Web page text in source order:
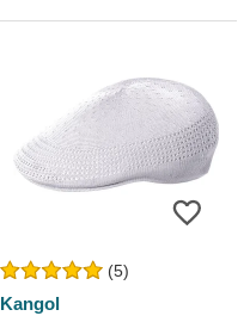
(5)
Kangol